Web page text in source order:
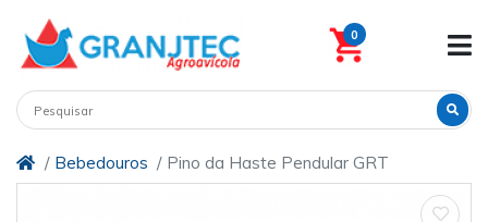
0
Bebedouros Pino da Haste Pendular GRT